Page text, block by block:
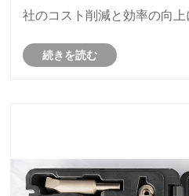
社のコスト削減と効率の向
続きを読む